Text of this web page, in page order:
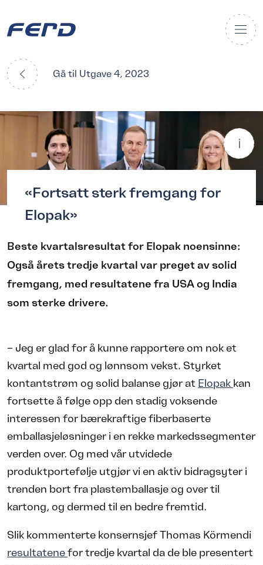
Gå til Utgave 4, 2023
NY STYRELEDER:
«Fortsatt sterk fremgang for
Elopak»
Beste kvartalsresultat for Elopak noensinne:
Også årets tredje kvartal var preget av solid
fremgang, med resultatene fra USA og India
som sterke drivere.
– Jeg er glad for å kunne rapportere om nok et
kvartal med god og lønnsom vekst. Styrket
kontantstrøm og solid balanse gjør at Elopak kan
fortsette å følge opp den stadig voksende
interessen for bærekraftige fiberbaserte
emballasjeløsninger i en rekke markedssegmenter
verden over. Og med vår utvidede
produktportefølje utgjør vi en aktiv bidragsyter i
trenden bort fra plastemballasje og over til
kartong, og dermed til en bedre fremtid.
Slik kommenterte konsernsjef Thomas Körmendi
resultatenefor tredje kvartal da de ble presentert